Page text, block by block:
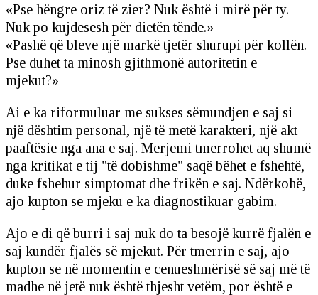
«Pse hëngre oriz të zier? Nuk është i mirë për ty.
Nuk po kujdesesh për dietën tënde.»
«Pashë që bleve një markë tjetër shurupi për kollën.
Pse duhet ta minosh gjithmonë autoritetin e
mjekut?»
Ai e ka riformuluar me sukses sëmundjen e saj si
një dështim personal, një të metë karakteri, një akt
paaftësie nga ana e saj. Merjemi tmerrohet aq shumë
nga kritikat e tij "të dobishme" saqë bëhet e fshehtë,
duke fshehur simptomat dhe frikën e saj. Ndërkohë,
ajo kupton se mjeku e ka diagnostikuar gabim.
Ajo e di që burri i saj nuk do ta besojë kurrë fjalën e
saj kundër fjalës së mjekut. Për tmerrin e saj, ajo
kupton se në momentin e cenueshmërisë së saj më të
madhe në jetë nuk është thjesht vetëm, por është e